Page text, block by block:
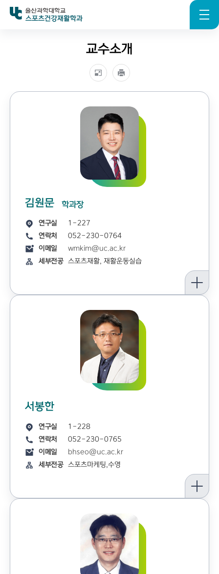
스포츠건강재활학과
교수소개
김원문 학과장
연구실
1-227
연락처
052-230-0764
이메일
wmkim@uc.ac.kr
세부전공
스포츠재활, 재활운동실습
서봉한
연구실
1-228
연락처
052-230-0765
이메일
bhseo@uc.ac.kr
세부전공
스포츠마케팅,수영